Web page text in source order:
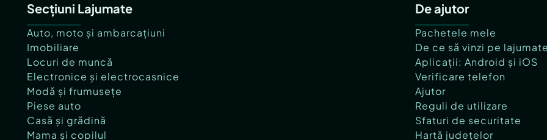
Secțiuni Lajumate
Auto, moto și ambarcațiuni
Imobiliare
Locuri de muncă
Electronice și electrocasnice
Modă și frumusețe
Piese auto
Casă și grădină
Mama și copilul
De ajutor
Pachetele mele
De ce să vinzi pe
Aplicații: Android și iOS
Verificare telefon
Ajutor
Reguli de utilizare
Sfaturi de securitate
Hartă județelor